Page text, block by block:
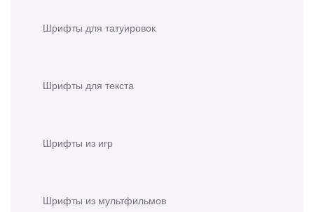
Шрифты для татуировок
Шрифты для текста
Шрифты из игр
Шрифты из мультфильмов